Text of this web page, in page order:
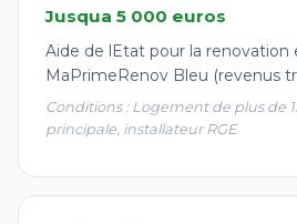
Jusqua 5 000 euros
Aide de lEtat pour la renovation
MaPrimeRenov Bleu (revenus
Conditions : Logement de plus de
principale, installateur RGE